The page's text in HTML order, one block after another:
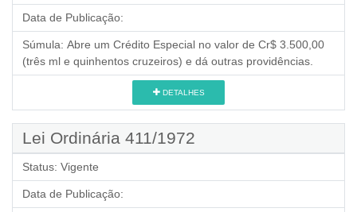
Data de Publicação:
Súmula: Abre um Crédito Especial no valor de Cr$ 3.500,00
(três ml e quinhentos cruzeiros) e dá outras providências.
DETALHES
Lei Ordinária 411/1972
Status: Vigente
Data de Publicação: